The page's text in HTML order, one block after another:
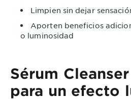
Limpien sin dejar
Aporten beneficios
o luminosidad
Sérum
para un efecto